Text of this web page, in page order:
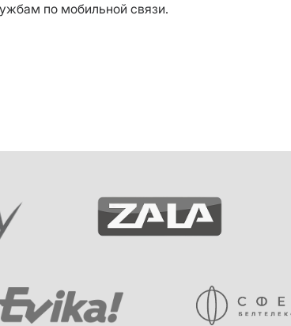
по мобильной связи.